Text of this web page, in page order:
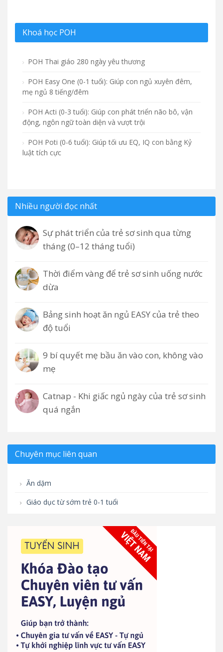
Khoá học POH
POH Thai giáo 280 ngày yêu thương
POH Easy One (0-1 tuổi): Giúp con ngủ xuyên đêm,
mẹ ngủ 8 tiếng/đêm
POH Acti (0-3 tuổi): Giúp con phát triển não bô, vận
động, ngôn ngữ toàn diện và vượt trội
POH Poti (0-6 tuổi): Giúp tối ưu EQ, IQ con bằng Kỷ
luật tích cực
Nhiều người đọc nhất
Sự phát triển của trẻ sơ sinh qua từng
tháng (0–12 tháng tuổi)
Thời điểm vàng để trẻ sơ sinh uống nước
dừa
Bảng sinh hoạt ăn ngủ EASY của trẻ theo
độ tuổi
9 bí quyết mẹ bầu ăn vào con, không vào
mẹ
Catnap - Khi giấc ngủ ngày của trẻ sơ sinh
quá ngắn
Chuyên mục liên quan
Ăn dặm
Giáo dục từ sớm trẻ 0-1 tuổi